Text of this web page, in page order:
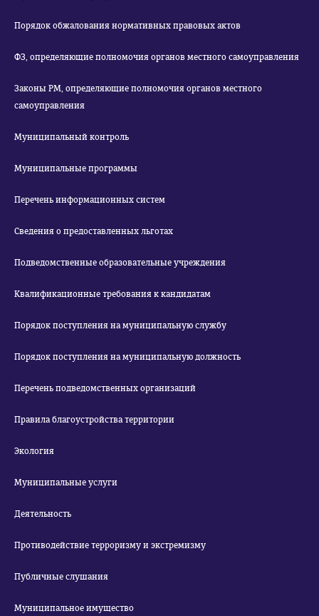
Порядок обжалования нормативных правовых актов
ФЗ, определяющие полномочия органов местного самоуправления
Законы РМ, определяющие полномочия органов местного
самоуправления
Муниципальный контроль
Муниципальные программы
Перечень информационных систем
Сведения о предоставленных льготах
Подведомственные образовательные учреждения
Квалификационные требования к кандидатам
Порядок поступления на муниципальную службу
Порядок поступления на муниципальную должность
Перечень подведомственных организаций
Правила благоустройства территории
Экология
Муниципальные услуги
Деятельность
Противодействие терроризму и экстремизму
Публичные слушания
Муниципальное имущество